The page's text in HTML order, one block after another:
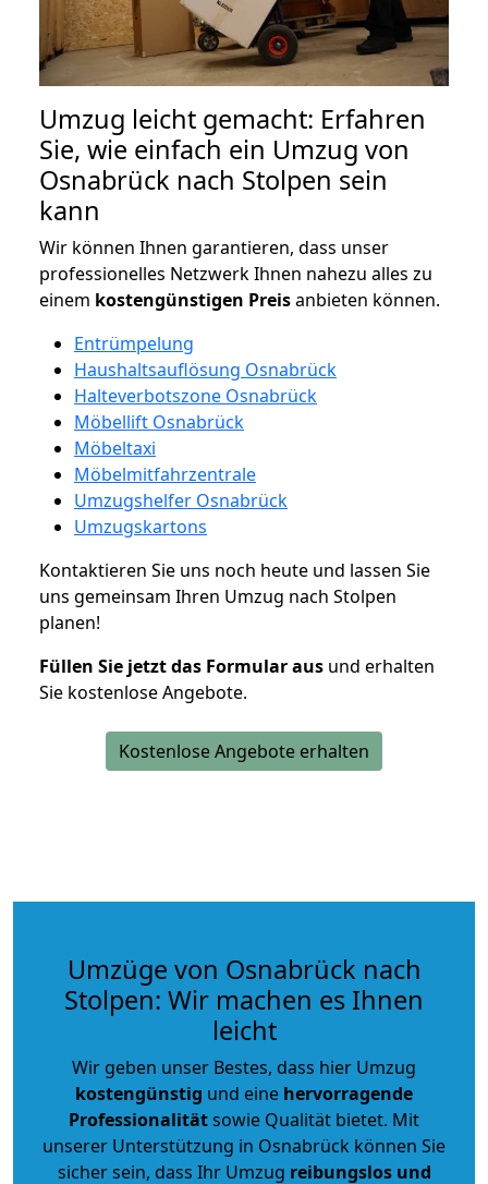
Umzug leicht gemacht: Erfahren
Sie, wie einfach ein Umzug von
Osnabrück nach Stolpen sein
kann
Wir können Ihnen garantieren, dass unser
professionelles Netzwerk Ihnen nahezu alles zu
einem kostengünstigen Preisanbieten können.
Entrümpelung
Haushaltsauflösung Osnabrück
Halteverbotszone Osnabrück
Möbellift Osnabrück
Möbeltaxi
Möbelmitfahrzentrale
Umzugshelfer Osnabrück
Umzugskartons
Kontaktieren Sie uns noch heute und lassen Sie
uns gemeinsam Ihren Umzug nach Stolpen
planen!
Füllen Sie jetzt das Formular aus und erhalten
Sie kostenlose Angebote.
Kostenlose Angebote erhalten
Umzüge von Osnabrück nach
Stolpen: Wir machen es Ihnen
leicht
Wir geben unser Bestes, dass hier Umzug
kostengünstig und eine hervorragende
Professionalitätsowie Qualität bietet. Mit
unserer Unterstützung in Osnabrück können Sie
sicher sein, dass Ihr Umzug reibungslos und